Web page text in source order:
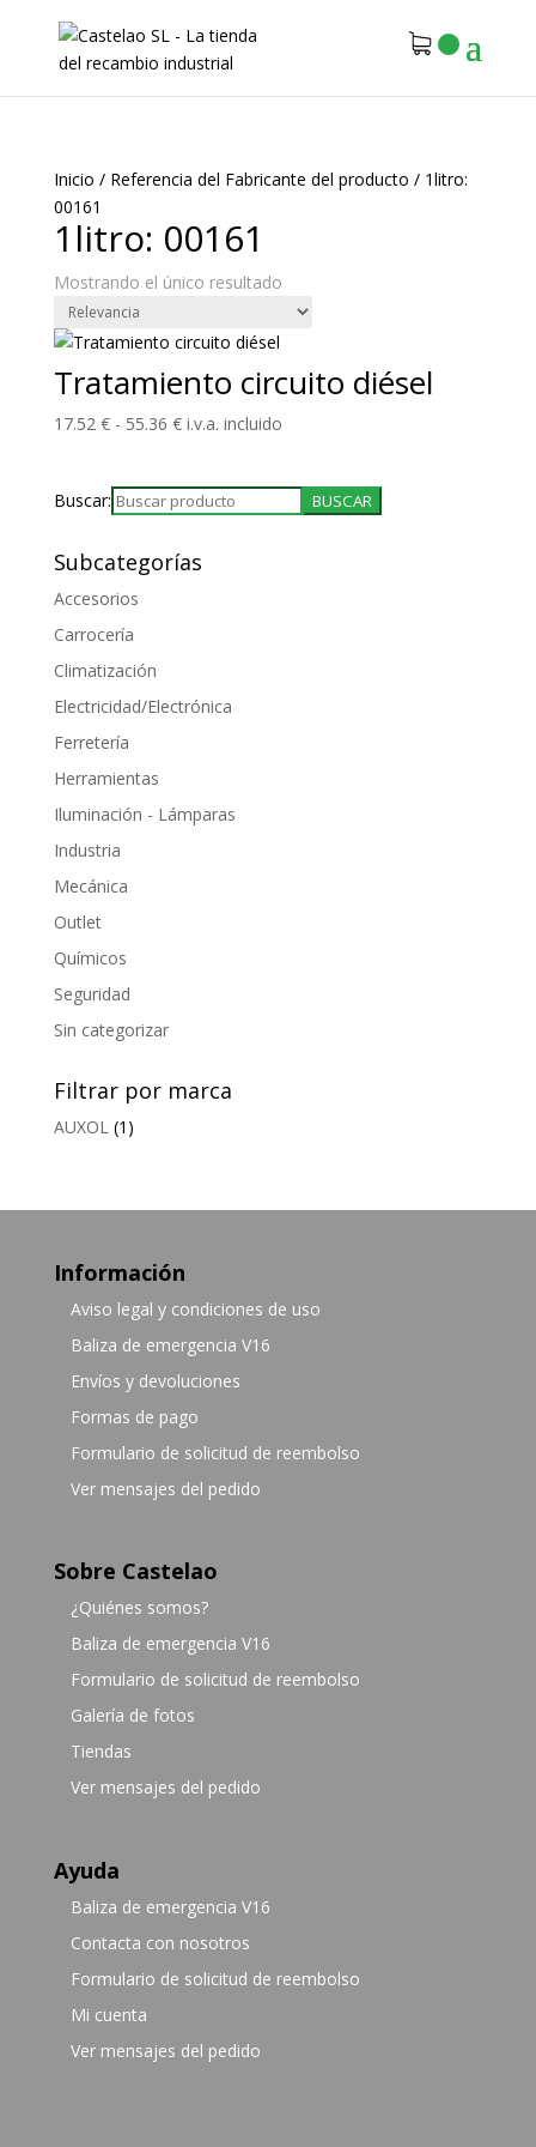
Inicio / Referencia del Fabricante del producto / 1litro:
00161
1litro: 00161
Mostrando el único resultado
Tratamiento circuito diésel
17.52 € - 55.36 €Rango
desde
hasta
i.v.a. incluido
Buscar:
Subcategorías
Accesorios
Carrocería
Climatización
Electricidad/Electrónica
Ferretería
Herramientas
Iluminación - Lámparas
Industria
Mecánica
Outlet
Químicos
Seguridad
Sin categorizar
Filtrar por marca
AUXOL (1)
Información
Aviso legal y condiciones de uso
Baliza de emergencia V16
Envíos y devoluciones
Formas de pago
Formulario de solicitud de reembolso
Ver mensajes del pedido
Sobre Castelao
¿Quiénes somos?
Baliza de emergencia V16
Formulario de solicitud de reembolso
Galería de fotos
Tiendas
Ver mensajes del pedido
Ayuda
Baliza de emergencia V16
Contacta con nosotros
Formulario de solicitud de reembolso
Mi cuenta
Ver mensajes del pedido